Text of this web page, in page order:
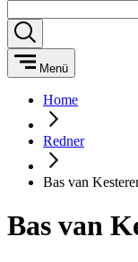
Menü
Home
Redner
Bas van
Bas van